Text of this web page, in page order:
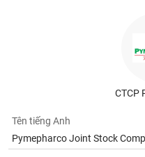
CTCP
Tên tiếng Anh
Pymepharco Joint Stock